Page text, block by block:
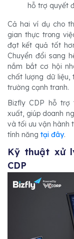
hỗ trợ quyết
Cả hai ví dụ cho
gian thực trong
đạt kết quả tốt
Chuyển đổi sang
nắm bắt cơ hội
chất lượng dữ liệu,
trường cạnh tranh.
Bizfly CDP hỗ trợ
xuất, giúp doanh
và tối ưu vận hành
tính năng tại đây.
Kỹ thuật xử
CDP